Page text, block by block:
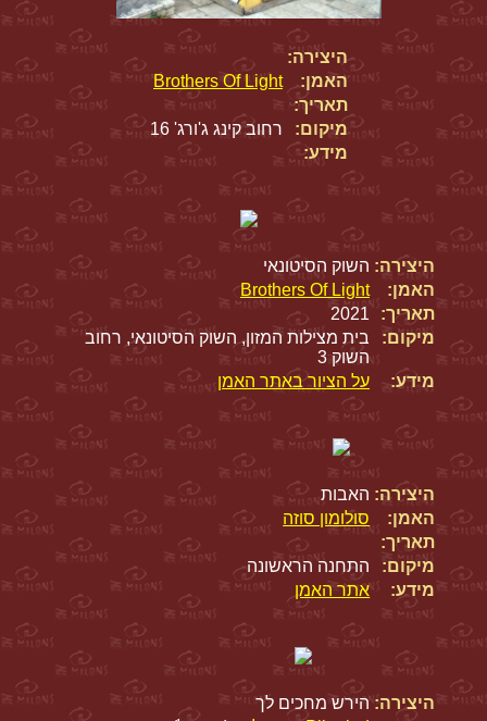
היצירה:
האמן:
Brothers Of Light
תאריך:
מיקום:
רחוב קינג ג'ורג' 16
מידע:
היצירה: השוק הסיטונאי
האמן:
Brothers Of Light
תאריך:
2021
מיקום:
בית מצילות המזון, השוק הסיטונאי, רחוב
השוק 3
מידע:
על הציור באתר האמן
היצירה: האבות
האמן:
סולומון סוזה
תאריך:
מיקום:
התחנה הראשונה
מידע:
אתר האמן
היצירה: הירש מחכים לך